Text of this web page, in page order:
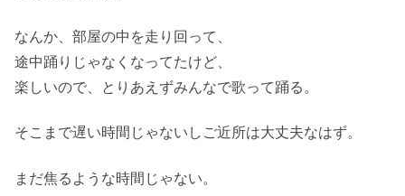
なんか、部屋の中を走り回って、
途中踊りじゃなくなってたけど、
楽しいので、とりあえずみんなで歌って踊る。
そこまで遅い時間じゃないしご近所は大丈夫なはず。
まだ焦るような時間じゃない。